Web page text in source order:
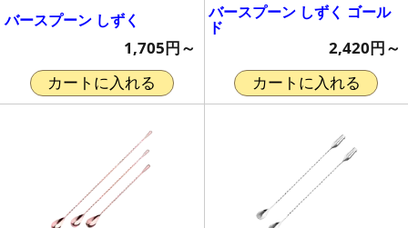
バースプーン しずく
1,705円～
カートに入れる
バースプーン しずく ゴール
ド
2,420円～
カートに入れる